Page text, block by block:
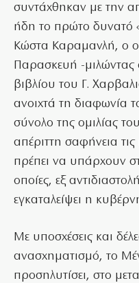
συντάχθηκαν με την
ήδη το πρώτο δυνατό
Κώστα Καραμανλή, ο
Παρασκευή -
βιβλίου του Γ.
ανοιχτά τη διαφωνία
σύνολο της ομιλίας
απέριττη σαφήνεια
πρέπει να υπάρχουν
οποίες, εξ
εγκαταλείψει η
Με υποσχέσεις και
ανασχηματισμό, το
προσηλυτίσει, στο